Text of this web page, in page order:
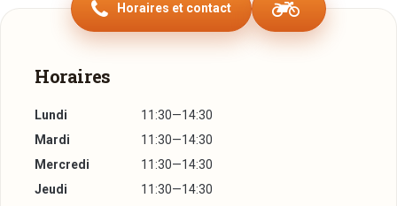
Horaires et contact
Horaires
Lundi
11:30—14:30
Mardi
11:30—14:30
Mercredi
11:30—14:30
Jeudi
11:30—14:30